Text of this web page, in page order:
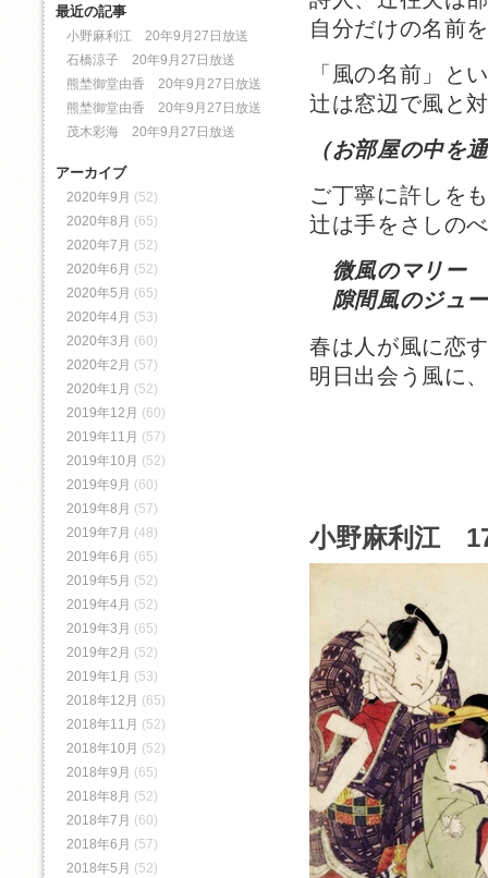
自分だけの名前
「風の名前」と
辻は窓辺で風と
（お部屋の中を
ご丁寧に許しを
辻は手をさしの
微風のマリー
隙間風のジュ
春は人が風に恋
明日出会う風に
小野麻利江
最近の記事
小野麻利江 20年9月27日放送
石橋涼子 20年9月27日放送
熊埜御堂由香 20年9月27日放送
熊埜御堂由香 20年9月27日放送
茂木彩海 20年9月27日放送
アーカイブ
2020年9月 (52)
2020年8月 (65)
2020年7月 (52)
2020年6月 (52)
2020年5月 (65)
2020年4月 (53)
2020年3月 (60)
2020年2月 (57)
2020年1月 (52)
2019年12月 (60)
2019年11月 (57)
2019年10月 (52)
2019年9月 (60)
2019年8月 (57)
2019年7月 (48)
2019年6月 (65)
2019年5月 (52)
2019年4月 (52)
2019年3月 (65)
2019年2月 (52)
2019年1月 (53)
2018年12月 (65)
2018年11月 (52)
2018年10月 (52)
2018年9月 (65)
2018年8月 (52)
2018年7月 (60)
2018年6月 (57)
2018年5月 (52)